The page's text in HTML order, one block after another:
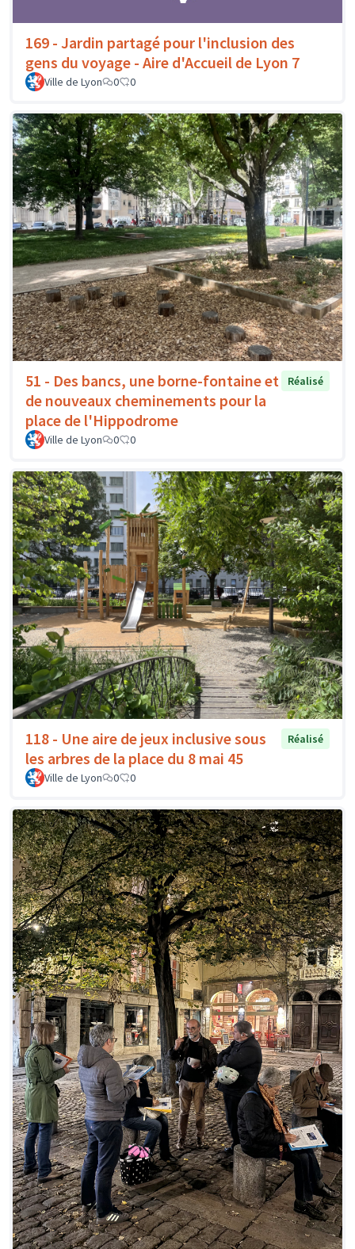
169 - Jardin partagé pour l'inclusion des
gens du voyage - Aire d'Accueil de Lyon 7
Ville de Lyon 0 0
51 - Des bancs, une borne-fontaine et
de nouveaux cheminements pour la
place de l'Hippodrome
Réalisé
Ville de Lyon 0 0
118 - Une aire de jeux inclusive sous
les arbres de la place du 8 mai 45
Réalisé
Ville de Lyon 0 0